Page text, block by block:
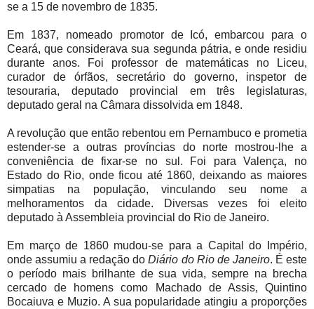
se a 15 de novembro de 1835.
Em 1837, nomeado promotor de Icó, embarcou para o
Ceará, que considerava sua segunda pátria, e onde residiu
durante anos. Foi professor de matemáticas no Liceu,
curador de órfãos, secretário do governo, inspetor de
tesouraria, deputado provincial em três legislaturas,
deputado geral na Câmara dissolvida em 1848.
A revolução que então rebentou em Pernambuco e prometia
estender-se a outras províncias do norte mostrou-lhe a
conveniência de fixar-se no sul. Foi para Valença, no
Estado do Rio, onde ficou até 1860, deixando as maiores
simpatias na população, vinculando seu nome a
melhoramentos da cidade. Diversas vezes foi eleito
deputado à Assembleia provincial do Rio de Janeiro.
Em março de 1860 mudou-se para a Capital do Império,
onde assumiu a redação doDiário do Rio de Janeiro. É este
o período mais brilhante de sua vida, sempre na brecha
cercado de homens como Machado de Assis, Quintino
Bocaiuva e Muzio. A sua popularidade atingiu a proporções